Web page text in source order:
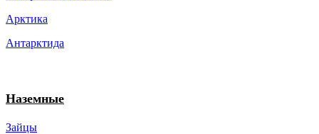
Арктика
Антарктида
Наземные
Зайцы